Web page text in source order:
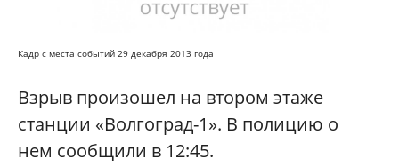
Кадр с места событий 29 декабря 2013 года
Взрыв произошел на втором этаже
станции «Волгоград-1». В полицию о
нем сообщили в 12:45.